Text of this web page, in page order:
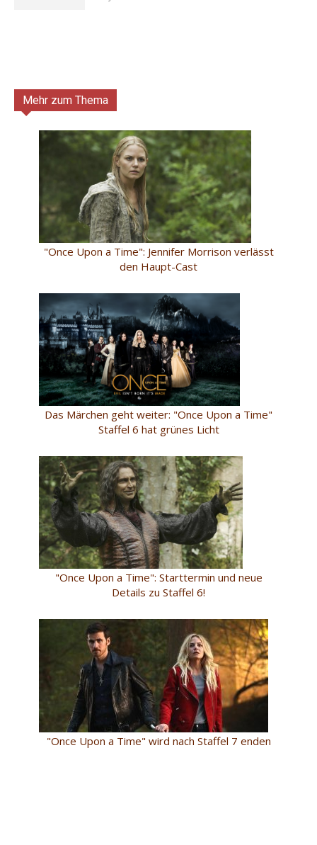
Mehr zum Thema
"Once Upon a Time": Jennifer Morrison verlässt
den Haupt-Cast
Das Märchen geht weiter: "Once Upon a Time"
Staffel 6 hat grünes Licht
"Once Upon a Time": Starttermin und neue
Details zu Staffel 6!
"Once Upon a Time" wird nach Staffel 7 enden